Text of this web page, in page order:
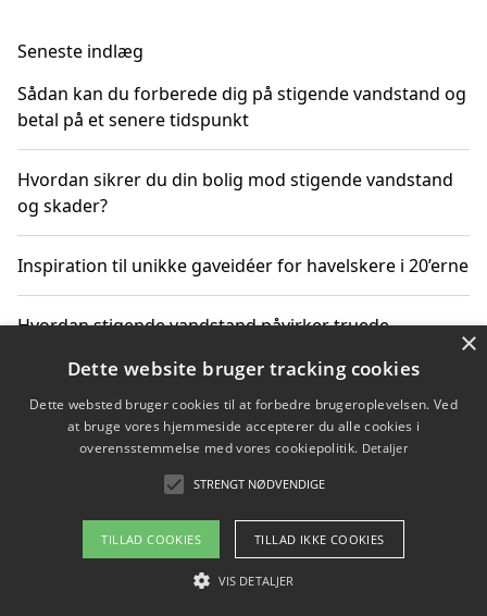
Seneste indlæg
Sådan kan du forberede dig på stigende vandstand og
betal på et senere tidspunkt
Hvordan sikrer du din bolig mod stigende vandstand
og skader?
Inspiration til unikke gaveidéer for havelskere i 20’erne
Hvordan stigende vandstand påvirker truede
Sådan vælger du de bedste vandrerygsække til
vandreture i Danmark
Copyright 2026 - Pilanto Aps
Om / kontakt
×
Dette website bruger tracking cookies
Dette websted bruger cookies til at forbedre brugeroplevelsen. Ved
at bruge vores hjemmeside accepterer du alle cookies i
overensstemmelse med vores cookiepolitik. Detaljer
STRENGT NØDVENDIGE
TILLAD COOKIES TILLAD IKKE COOKIES
VIS DETALJER